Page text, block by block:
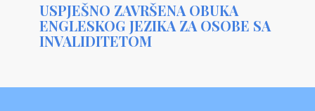
USPJEŠNO ZAVRŠENA OBUKA
ENGLESKOG JEZIKA ZA OSOBE SA
INVALIDITETOM